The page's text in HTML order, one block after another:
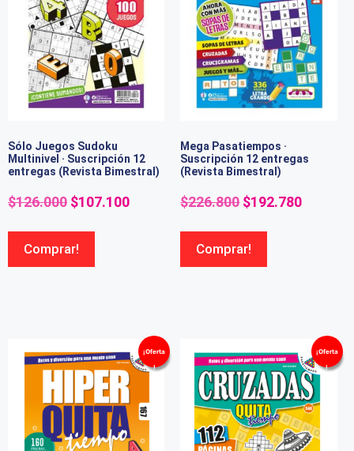
Sólo Juegos Sudoku
Multinivel · Suscripción 12
entregas (Revista Bimestral)
$126.000 $107.100
Comprar!
Mega Pasatiempos ·
Suscripción 12 entregas
(Revista Bimestral)
$226.800 $192.780
Comprar!
¡Oferta
!
¡Oferta
!